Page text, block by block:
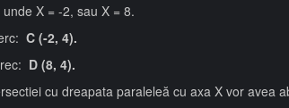
X = -2, sau X = 8.
C (-2, 4).
D (8, 4).
cu dreapata paraleleă cu axa X vor avea